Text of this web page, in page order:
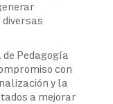
Pedagogía
con
y la
a mejorar